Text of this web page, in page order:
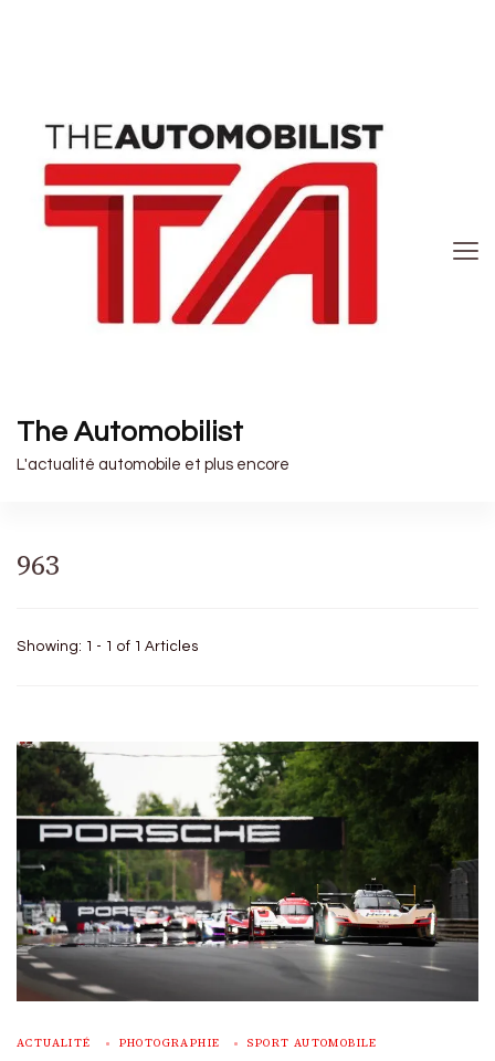
The Automobilist
L'actualité automobile et plus encore
963
Showing: 1 - 1 of 1 Articles
ACTUALITÉ PHOTOGRAPHIE SPORT AUTOMOBILE